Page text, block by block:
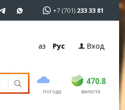
+7 (701) 233 33 81
Қаз Рус Вход
погода
470.8
продажа
USD 468.5 470.8
EUR валюта